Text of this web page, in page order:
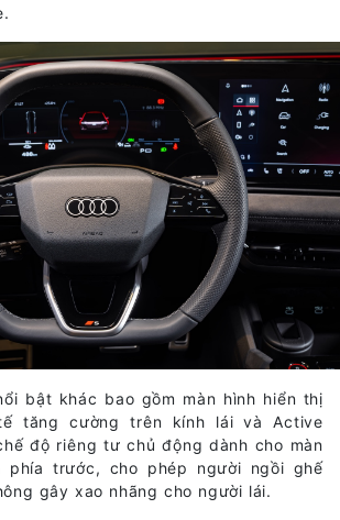
bật khác bao gồm màn hình hiển thị
tăng cường trên kính lái và Active
độ riêng tư chủ động dành cho màn
phía trước, cho phép người ngồi ghế
gây xao nhãng cho người lái.